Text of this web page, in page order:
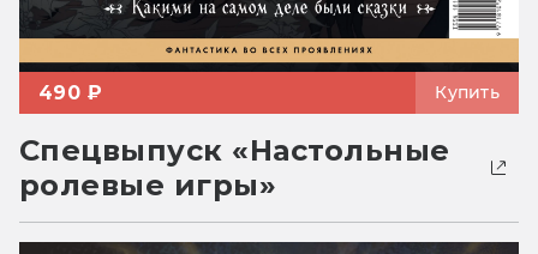
490 ₽ Купить
Спецвыпуск «Настольные
ролевые игры»